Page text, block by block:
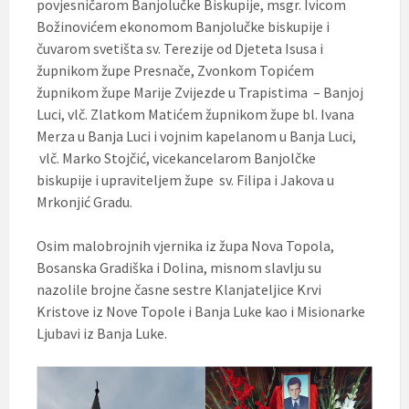
povjesničarom Banjolučke Biskupije, msgr. Ivicom
Božinovićem ekonomom Banjolučke biskupije i
čuvarom svetišta sv. Terezije od Djeteta Isusa i
župnikom župe Presnače, Zvonkom Topićem
župnikom župe Marije Zvijezde u Trapistima – Banjoj
Luci, vlč. Zlatkom Matićem župnikom župe bl. Ivana
Merza u Banja Luci i vojnim kapelanom u Banja Luci,
vlč. Marko Stojčić, vicekancelarom Banjolčke
biskupije i upraviteljem župe sv. Filipa i Jakova u
Mrkonjić Gradu.
Osim malobrojnih vjernika iz župa Nova Topola,
Bosanska Gradiška i Dolina, misnom slavlju su
nazolile brojne časne sestre Klanjateljice Krvi
Kristove iz Nove Topole i Banja Luke kao i Misionarke
Ljubavi iz Banja Luke.